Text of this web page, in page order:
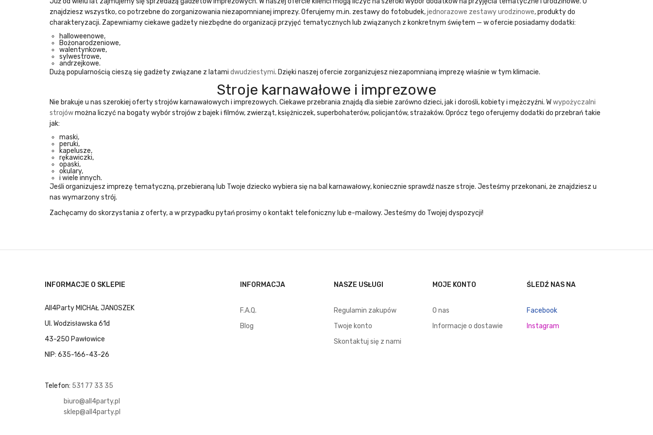
znajdziesz wszystko, co potrzebne do zorganizowania niezapomnianej imprezy. Oferujemy m.in. zestawy do fotobudek,jednorazowe zestawy urodzinowe, produkty do
charakteryzacji. Zapewniamy ciekawe gadżety niezbędne do organizacji przyjęć tematycznych lub związanych z konkretnym świętem — w ofercie posiadamy dodatki:
halloweenowe,
Bożonarodzeniowe,
walentynkowe,
sylwestrowe,
andrzejkowe.
Dużą popularnością cieszą się gadżety związane z latami dwudziestymi. Dzięki naszej ofercie zorganizujesz niezapomnianą imprezę właśnie w tym klimacie.
Stroje karnawałowe i imprezowe
Nie brakuje u nas szerokiej ofertystrojów karnawałowych i imprezowych. Ciekawe przebrania znajdą dla siebie zarówno dzieci, jak i dorośli, kobiety i mężczyźni. Wwypożyczalni
strojówmożna liczyć na bogaty wybór strojów z bajek i filmów, zwierząt, księżniczek, superbohaterów, policjantów, strażaków. Oprócz tego oferujemy dodatki do przebrań takie
jak:
maski,
peruki,
kapelusze,
rękawiczki,
opaski,
okulary,
i wiele innych.
Jeśli organizujesz imprezę tematyczną, przebieraną lub Twoje dziecko wybiera się na bal karnawałowy, koniecznie sprawdź nasze stroje. Jesteśmy przekonani, że znajdziesz u
nas wymarzony strój.
Zachęcamy do skorzystania z oferty, a w przypadku pytań prosimy o kontakt telefoniczny lub e-mailowy. Jesteśmy do Twojej dyspozycji!
INFORMACJE O SKLEPIE
All4Party MICHAŁ JANOSZEK
Ul. Wodzisławska 61d
43-250 Pawłowice
NIP: 635-166-43-26
Telefon: 531 77 33 35
biuro@all4party.pl
sklep@all4party.pl
INFORMACJA
F.A.Q.
Blog
NASZE USŁUGI
Regulamin zakupów
Twoje konto
Skontaktuj się z nami
MOJE KONTO
O nas
Informacje o dostawie
ŚLEDŹ NAS NA
Facebook
Instagram